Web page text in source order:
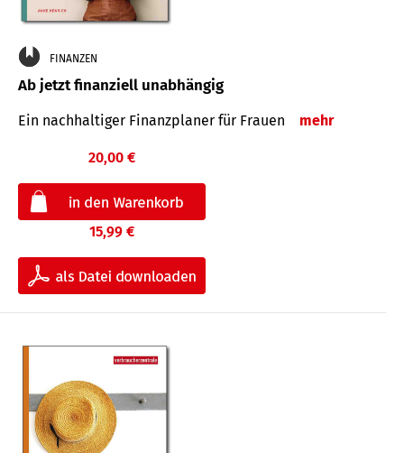
FINANZEN
Ab jetzt finanziell unabhängig
Ein nachhaltiger Finanzplaner für Frauen mehr
20,00 €
15,99 €